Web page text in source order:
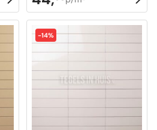
prijs
was:
64,95.
prijs
is:
44,95.
-14%